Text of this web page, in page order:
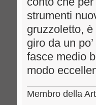
strumenti
gruzzoletto,
giro da un
fasce medio
modo
Membro della